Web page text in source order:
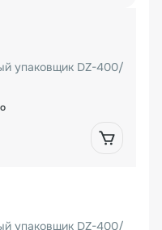
упаковщик DZ-400/
упаковщик DZ-400/